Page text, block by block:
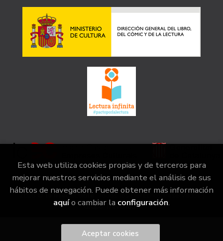
2026 ©la irreductible . Todos los Derechos Reservados |
Grupo Trevenque
Esta web utiliza cookies propias y de terceros para
mejorar nuestros servicios mediante el análisis de sus
hábitos de navegación. Puede obtener más información
aquío cambiar la configuración.
Aceptar cookies